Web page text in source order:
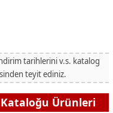
tarihlerini v.s. katalog
teyit ediniz.
Kataloğu Ürünleri